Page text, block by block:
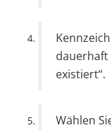
dauerhaft
existiert“.
Wählen